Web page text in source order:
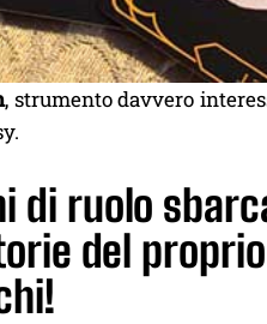
, strumento davvero
di ruolo
del proprio